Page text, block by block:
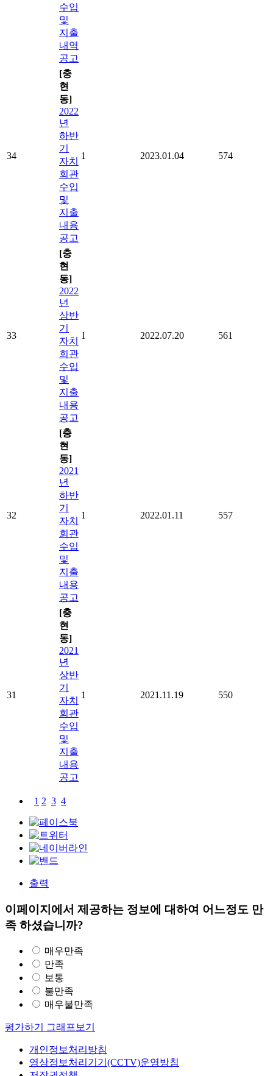
수입
및
지출
내역
공고
34
[충
현
동]
2022
년
하반
기
자치
회관
수입
및
지출
내용
공고
1 2023.01.04 574
33
[충
현
동]
2022
년
상반
기
자치
회관
수입
및
지출
내용
공고
1 2022.07.20 561
32
[충
현
동]
2021
년
하반
기
자치
회관
수입
및
지출
내용
공고
1 2022.01.11 557
31
[충
현
동]
2021
년
상반
기
자치
회관
수입
및
지출
내용
공고
1 2021.11.19 550
1 2 3 4
출력
이페이지에서 제공하는 정보에 대하여 어느정도 만
족 하셨습니까?
매우만족
만족
보통
불만족
매우불만족
평가하기 그래프보기
개인정보처리방침
영상정보처리기기(CCTV)운영방침